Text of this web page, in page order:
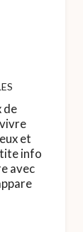
de
et
info
avec